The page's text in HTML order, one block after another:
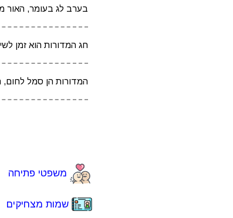
בערב לג בעומר, האור
חג המדורות הוא זמן
המדורות הן סמל לחום,
משפטי פתיחה
שמות מצחיקים